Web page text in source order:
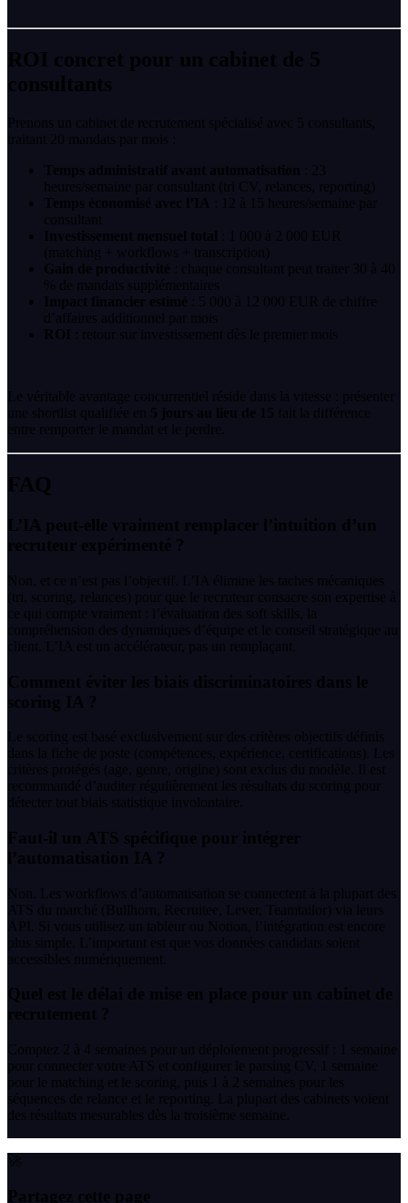
ROI concret pour un cabinet de 5
consultants
Prenons un cabinet de recrutement spécialisé avec 5 consultants,
traitant 20 mandats par mois :
Temps administratif avant automatisation : 23
heures/semaine par consultant (tri CV, relances, reporting)
Temps économisé avec l’IA
: 12 à 15 heures/semaine par
consultant
Investissement mensuel total : 1 000 à 2 000 EUR
(matching + workflows + transcription)
Gain de productivité : chaque consultant peut traiter 30 à 40
% de mandats supplémentaires
Impact financier estimé : 5 000 à 12 000 EUR de chiffre
d’affaires additionnel par mois
ROI
: retour sur investissement dès le premier mois
Le véritable avantage concurrentiel réside dans la vitesse : présenter
une shortlist qualifiée en 5 jours au lieu de 15 fait la différence
entre remporter le mandat et le perdre.
FAQ
L’IA peut-elle vraiment remplacer l’intuition d’un
recruteur expérimenté ?
Non, et ce n’est pas l’objectif. L’IA élimine les taches mécaniques
(tri, scoring, relances) pour que le recruteur consacre son expertise à
ce qui compte vraiment : l’évaluation des soft skills, la
compréhension des dynamiques d’équipe et le conseil stratégique au
client. L’IA est un accélérateur, pas un remplaçant.
Comment éviter les biais discriminatoires dans le
scoring IA ?
Le scoring est basé exclusivement sur des critères objectifs définis
dans la fiche de poste (compétences, expérience, certifications). Les
critères protégés (age, genre, origine) sont exclus du modèle. Il est
recommandé d’auditer régulièrement les résultats du scoring pour
détecter tout biais statistique involontaire.
Faut-il un ATS spécifique pour intégrer
l’automatisation IA ?
Non. Les workflows d’automatisation se connectent à la plupart des
ATS du marché (Bullhorn, Recruitee, Lever, Teamtailor) via leurs
API. Si vous utilisez un tableur ou Notion, l’intégration est encore
plus simple. L’important est que vos données candidats soient
accessibles numériquement.
Quel est le délai de mise en place pour un cabinet de
recrutement ?
Comptez 2 à 4 semaines pour un déploiement progressif : 1 semaine
pour connecter votre ATS et configurer le parsing CV, 1 semaine
pour le matching et le scoring, puis 1 à 2 semaines pour les
séquences de relance et le reporting. La plupart des cabinets voient
des résultats mesurables dès la troisième semaine.
🚀
Partagez cette page